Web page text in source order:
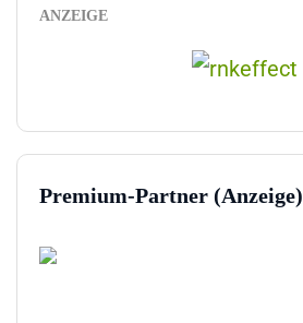
ANZEIGE
Premium-Partner (Anzeige)